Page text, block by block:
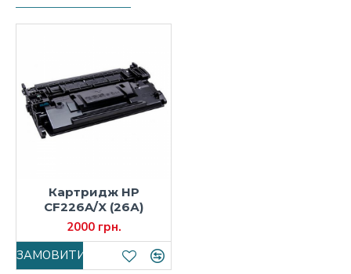
Картридж HP
CF226A/X (26А)
2000 грн.
ЗАМОВИТИ